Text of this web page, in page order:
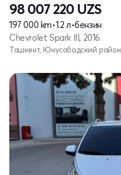
98 007 220 UZS
197 000 km•1.2 л•бензин
Chevrolet Spark III, 2016
Ташкент, Юнусабадский район